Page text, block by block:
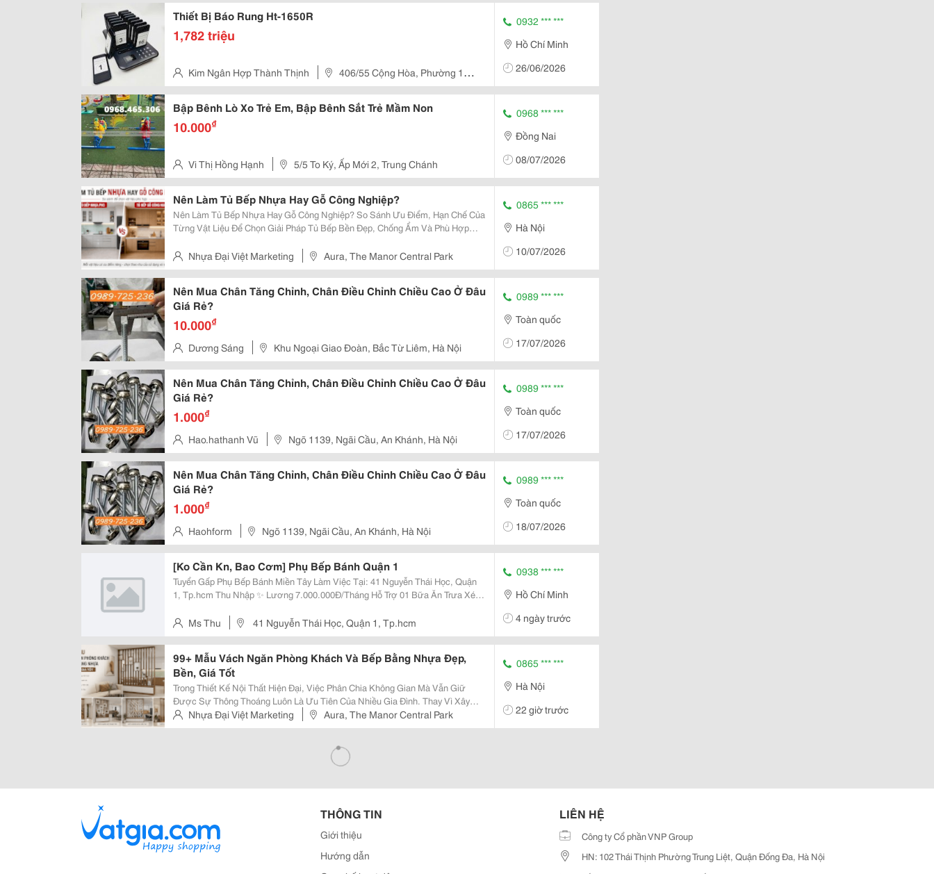
Thiết Bị Báo Rung Ht-1650R
1,782 triệu
Kim Ngân Hợp Thành Thịnh
406/55 Cộng Hòa, Phường 13,
Quận Tân Bình
0932 *** ***
Hồ Chí Minh
26/06/2026
Bập Bênh Lò Xo Trẻ Em, Bập Bênh Sắt Trẻ Mầm Non
10.000₫
Vi Thị Hồng Hạnh 5/5 To Ký, Ấp Mới 2, Trung Chánh
0968 *** ***
Đồng Nai
08/07/2026
Nên Làm Tủ Bếp Nhựa Hay Gỗ Công Nghiệp?
Nên Làm Tủ Bếp Nhựa Hay Gỗ Công Nghiệp? So Sánh Ưu Điểm, Hạn Chế Của
Từng Vật Liệu Để Chọn Giải Pháp Tủ Bếp Bền Đẹp, Chống Ẩm Và Phù Hợp
Gỗ Công Nghiệp Luôn Được Nhiều Gia Đình...
Nhựa Đại Việt Marketing Aura, The Manor Central Park
0865 *** ***
Hà Nội
10/07/2026
Nên Mua Chân Tăng Chỉnh, Chân Điều Chỉnh Chiều Cao Ở Đâu
Giá Rẻ?
10.000₫
Dương Sáng Khu Ngoại Giao Đoàn, Bắc Từ Liêm, Hà Nội
0989 *** ***
Toàn quốc
17/07/2026
Nên Mua Chân Tăng Chỉnh, Chân Điều Chỉnh Chiều Cao Ở Đâu
Giá Rẻ?
1.000₫
Hao.hathanh Vũ Ngõ 1139, Ngãi Cầu, An Khánh, Hà Nội
0989 *** ***
Toàn quốc
17/07/2026
Nên Mua Chân Tăng Chỉnh, Chân Điều Chỉnh Chiều Cao Ở Đâu
Giá Rẻ?
1.000₫
Haohform Ngõ 1139, Ngãi Cầu, An Khánh, Hà Nội
0989 *** ***
Toàn quốc
18/07/2026
[Ko Cần Kn, Bao Cơm] Phụ Bếp Bánh Quận 1
Tuyển Gấp Phụ Bếp Bánh Miền Tây Làm Việc Tại: 41 Nguyễn Thái Học, Quận
1, Tp.hcm Thu Nhập ✨ Lương 7.000.000Đ/Tháng Hỗ Trợ 01 Bữa Ăn Trưa Xét
Thời Gian Làm Việc ...
Ms Thu 41 Nguyễn Thái Học, Quận 1, Tp.hcm
0938 *** ***
Hồ Chí Minh
4 ngày trước
99+ Mẫu Vách Ngăn Phòng Khách Và Bếp Bằng Nhựa Đẹp,
Bền, Giá Tốt
Trong Thiết Kế Nội Thất Hiện Đại, Việc Phân Chia Không Gian Mà Vẫn Giữ
Được Sự Thông Thoáng Luôn Là Ưu Tiên Của Nhiều Gia Đình. Thay Vì Xây
Tường Cố Định, Mẫu Vách Ngăn Phòng Khách Và Bếp Bằng Nhựa Đang Trở
Thành Lựa Chọn Được Ưa Chuộng Nhờ Tính Thẩm...
Nhựa Đại Việt Marketing Aura, The Manor Central Park
0865 *** ***
Hà Nội
22 giờ trước
THÔNG TIN
Giới thiệu
Hướng dẫn
LIÊN HỆ
Công ty Cổ phần VNP Group
HN: 102 Thái Thịnh Phường Trung Liệt, Quận Đống Đa, Hà Nội